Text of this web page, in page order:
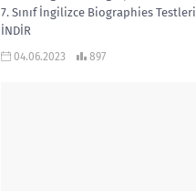
7. Sınıf İngilizce Biographies Testleri
İNDİR
04.06.2023 897